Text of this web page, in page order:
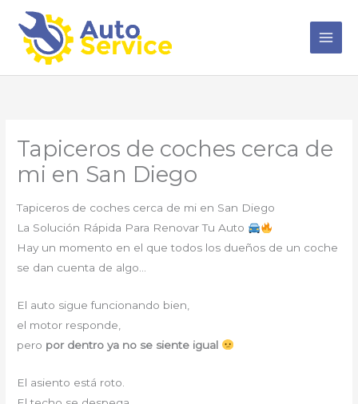
contenido
Tapiceros de coches cerca de
mi en San Diego
Tapiceros de coches cerca de mi en San Diego
La Solución Rápida Para Renovar Tu Auto
Hay un momento en el que todos los dueños de un coche
se dan cuenta de algo…
El auto sigue funcionando bien,
el motor responde,
pero por dentro ya no se siente igual
El asiento está roto.